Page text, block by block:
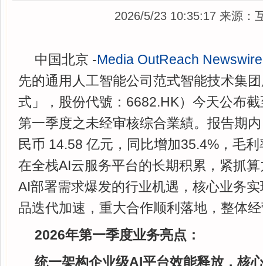
2026/5/23 10:35:17 来源：
中国北京 -Media OutReach Newswire
先的通用人工智能公司范式智能技术集
式」，股份代號：6682.HK）今天公布
第一季度之未经审核综合業績。报告期
民币 14.58 亿元，同比增加35.4%，毛
在全栈AI云服务平台的长期积累，紧抓
AI部署需求爆发的行业机遇，核心业务
品迭代加速，重大合作顺利落地，整体
2026年第一季度业务亮点：
统一架构企业级AI平台效能释放，核